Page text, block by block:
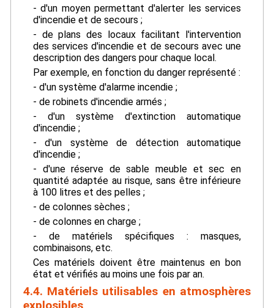
- d'un moyen permettant d'alerter les services
d'incendie et de secours ;
- de plans des locaux facilitant l'intervention
des services d'incendie et de secours avec une
description des dangers pour chaque local.
Par exemple, en fonction du danger représenté :
- d'un système d'alarme incendie ;
- de robinets d'incendie armés ;
- d'un système d'extinction automatique
d'incendie ;
- d'un système de détection automatique
d'incendie ;
- d'une réserve de sable meuble et sec en
quantité adaptée au risque, sans être inférieure
à 100 litres et des pelles ;
- de colonnes sèches ;
- de colonnes en charge ;
- de matériels spécifiques : masques,
combinaisons, etc.
Ces matériels doivent être maintenus en bon
état et vérifiés au moins une fois par an.
4.4. Matériels utilisables en atmosphères
explosibles